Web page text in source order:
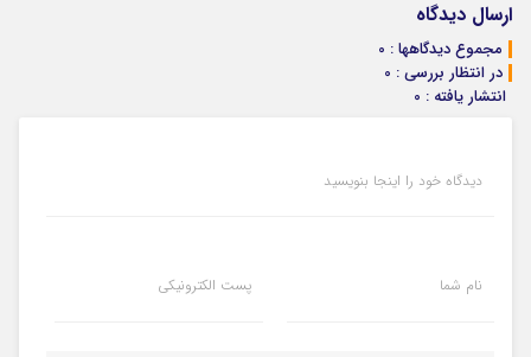
ارسال دیدگاه
مجموع دیدگاهها : 0
در انتظار بررسی : 0
انتشار یافته : 0
دیدگاه خود را اینجا بنویسید
نام شما پست الکترونیکی